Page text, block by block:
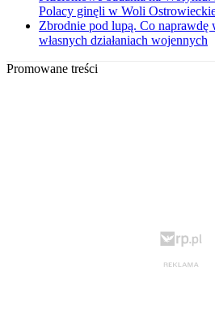
Polacy ginęli w Woli
Zbrodnie pod lupą. Co
własnych działaniach wojennych
Promowane treści